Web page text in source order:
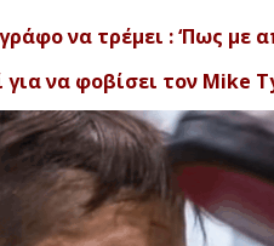
να τρέμει : ‘Πως με
για να φοβίσει τον Mike